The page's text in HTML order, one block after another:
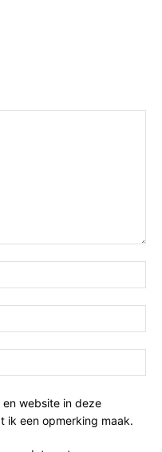
en website in deze
ik een opmerking maak.